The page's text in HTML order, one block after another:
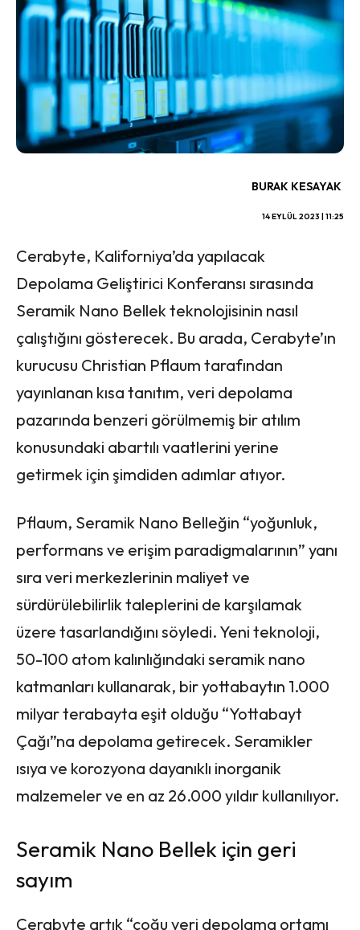
BURAK KESAYAK
14 EYLÜL 2023 | 11:25
Cerabyte, Kaliforniya’da yapılacak
Depolama Geliştirici Konferansı sırasında
Seramik Nano Bellek teknolojisinin nasıl
çalıştığını gösterecek. Bu arada, Cerabyte’ın
kurucusu Christian Pflaum tarafından
yayınlanan kısa tanıtım, veri depolama
pazarında benzeri görülmemiş bir atılım
konusundaki abartılı vaatlerini yerine
getirmek için şimdiden adımlar atıyor.
Pflaum, Seramik Nano Belleğin “yoğunluk,
performans ve erişim paradigmalarının” yanı
sıra veri merkezlerinin maliyet ve
sürdürülebilirlik taleplerini de karşılamak
üzere tasarlandığını söyledi. Yeni teknoloji,
50-100 atom kalınlığındaki seramik nano
katmanları kullanarak, bir yottabaytın 1.000
milyar terabayta eşit olduğu “Yottabayt
Çağı”na depolama getirecek. Seramikler
ısıya ve korozyona dayanıklı inorganik
malzemeler ve en az 26.000 yıldır kullanılıyor.
Seramik Nano Bellek için geri
sayım
Cerabyte artık “çoğu veri depolama ortamı